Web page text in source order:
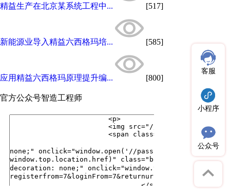
精益生产在北京某系统工程中... [517]
新能源业导入精益六西格玛培... [585]
应用精益六西格玛原理提升编... [800]
官方公众号智造工程师
客服
小程序
公众号